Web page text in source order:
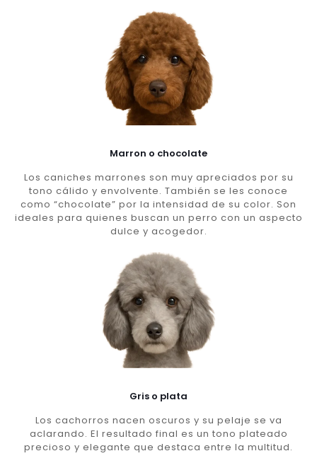
Marron o chocolate
Los caniches marrones son muy apreciados por su
tono cálido y envolvente. También se les conoce
como “chocolate” por la intensidad de su color. Son
ideales para quienes buscan un perro con un aspecto
dulce y acogedor.
Gris o plata
Los cachorros nacen oscuros y su pelaje se va
aclarando. El resultado final es un tono plateado
precioso y elegante que destaca entre la multitud.